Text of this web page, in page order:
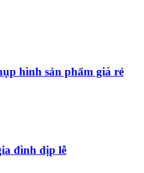
hình sản phẩm giá rẻ
đình dịp lễ